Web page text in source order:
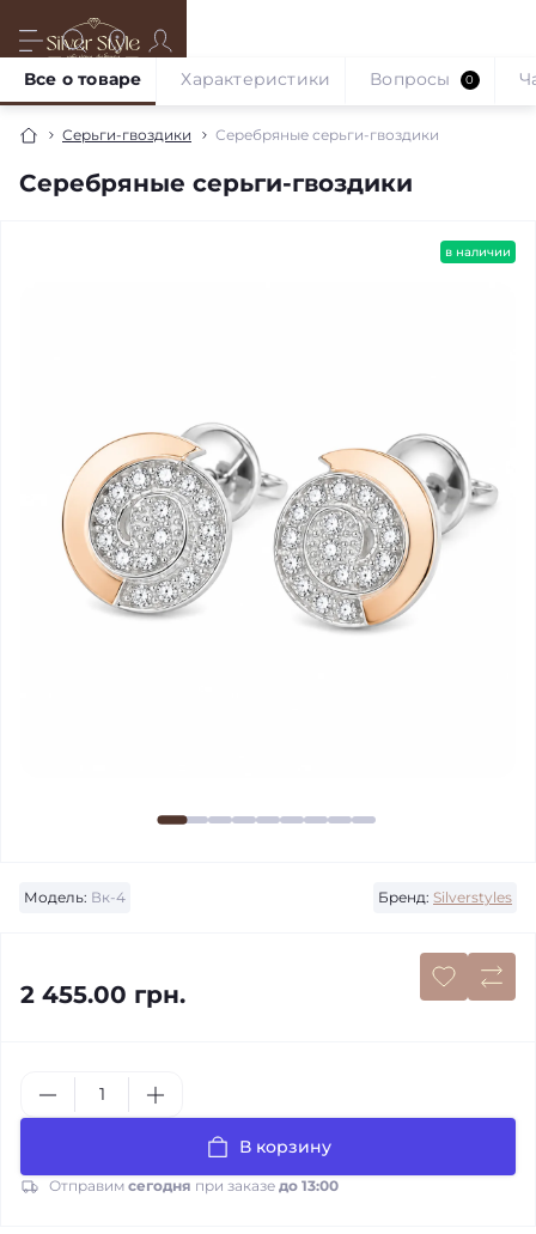
Серьги-гвоздики Серебряные серьги-гвоздики
Серебряные серьги-гвоздики
Все о товаре Характеристики Вопросы 0
в наличии
Модель: Вк-4 Бренд: Silverstyles
2 455.00 грн.
В корзину
Отправим сегодня при заказе до 13:00